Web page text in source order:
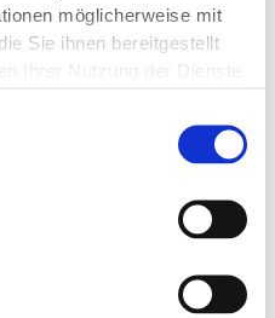
möglicherweise mit
Sie ihnen bereitgestellt
Ihrer Nutzung der Dienste
verwendeten
bemerkenswerten
ist auch
ein geeignetes
Tempern nach dem